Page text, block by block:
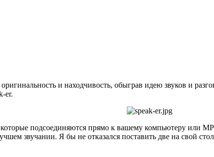
и находчивость, обыграв идею звуков и
er.
подсоединяются прямо к вашему компьютеру или
звучании. Я бы не отказался поставить две на свой